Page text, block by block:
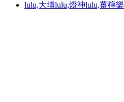
lulu,大埔lulu,燈神lulu,薑檸樂